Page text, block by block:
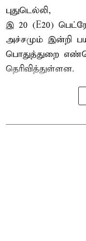
புதுடெல்லி,
இ 20 (E20)
அச்சமும் இன்றி
பொதுத்துறை
தெரிவித்துள்ளன.